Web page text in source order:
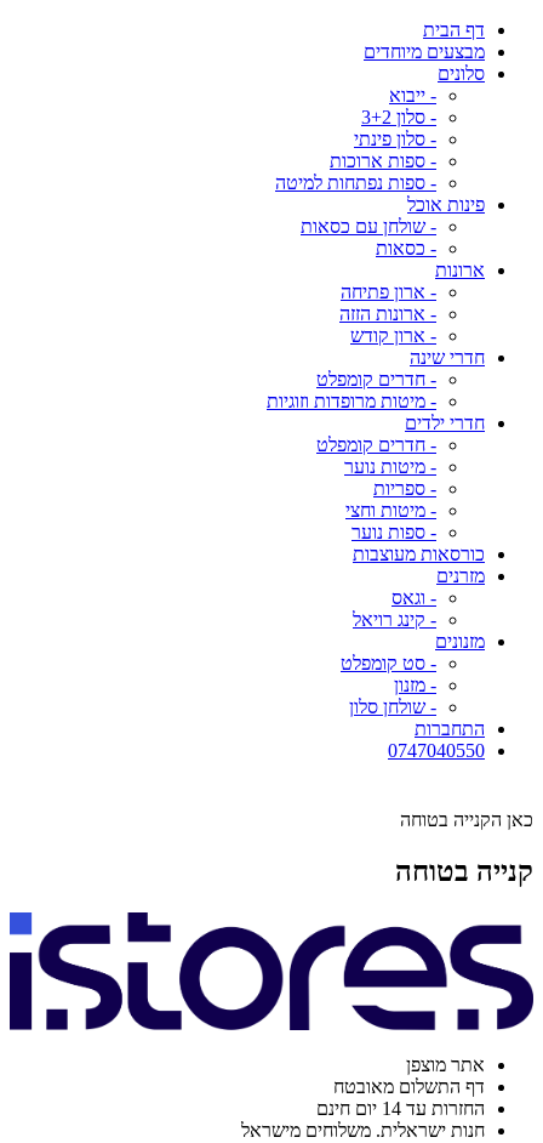
דף הבית
מבצעים מיוחדים
סלונים
- ייבוא
- סלון 3+2
- סלון פינתי
- ספות ארוכות
- ספות נפתחות למיטה
פינות אוכל
- שולחן עם כסאות
- כסאות
ארונות
- ארון פתיחה
- ארונות הזזה
- ארון קודש
חדרי שינה
- חדרים קומפלט
- מיטות מרופדות וזוגיות
חדרי ילדים
- חדרים קומפלט
- מיטות נוער
- ספריות
- מיטות וחצי
- ספות נוער
כורסאות מעוצבות
מזרנים
- וגאס
- קינג רויאל
מזנונים
- סט קומפלט
- מזנון
- שולחן סלון
התחברות
0747040550
כאן הקנייה בטוחה
קנייה בטוחה
אתר מוצפן
דף התשלום מאובטח
החזרות עד 14 יום חינם
חנות ישראלית. משלוחים מישראל